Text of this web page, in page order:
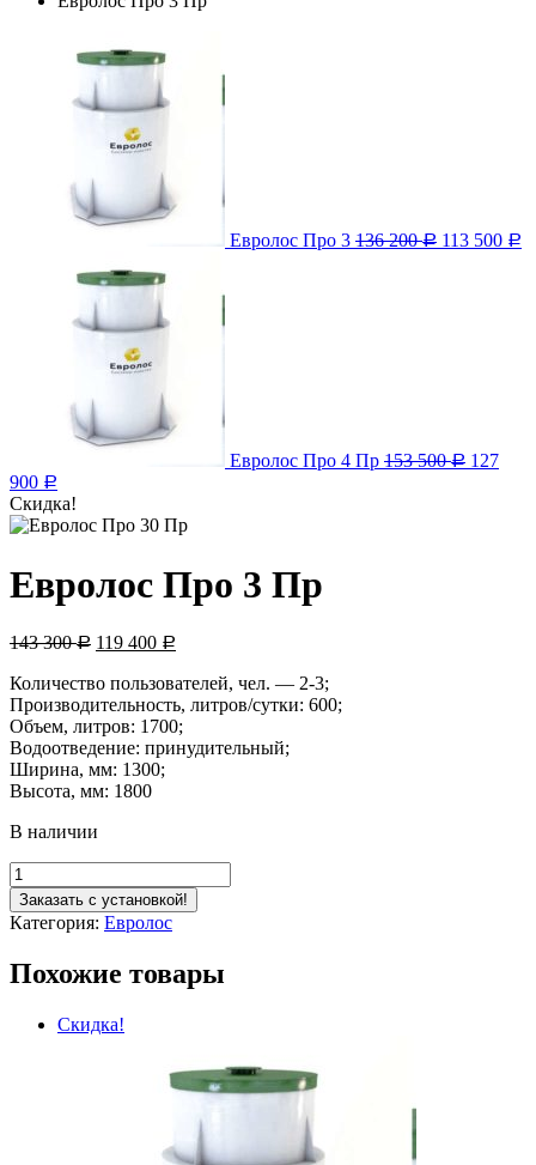
Евролос Про 3 136 200Р 113 500 Р
Евролос Про 4 Пр 153 500Р 127
900 Р
Скидка!
Евролос Про 3 Пр
143 300Р 119 400 Р
Количество пользователей, чел. — 2-3;
Производительность, литров/сутки: 600;
Объем, литров: 1700;
Водоотведение: принудительный;
Ширина, мм: 1300;
Высота, мм: 1800
В наличии
Заказать с установкой!
Категория: Евролос
Похожие товары
Скидка!